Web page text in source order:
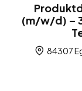
(m/w/d) –
84307